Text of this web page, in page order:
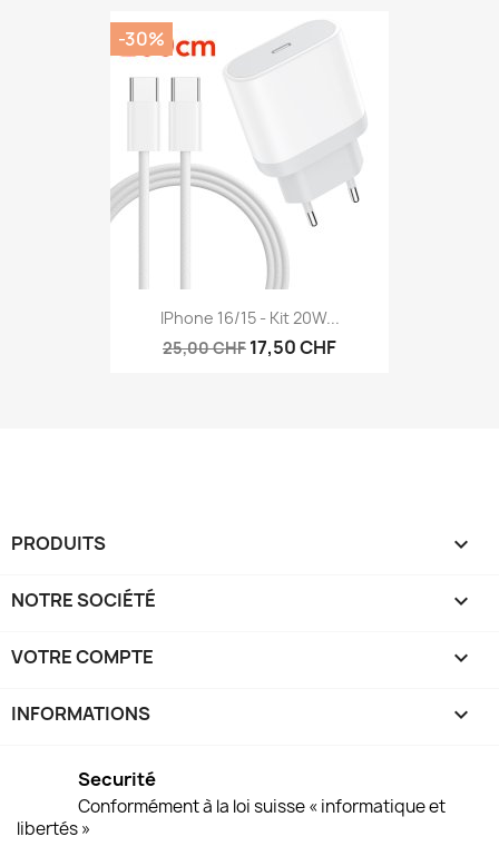
IPhone 16/15 - Kit 20W...
25,00 CHF 17,50 CHF
-30%
PRODUITS 
NOTRE SOCIÉTÉ 
VOTRE COMPTE 
INFORMATIONS keyboard_arrow_down
Securité
Conformément à la loi suisse « informatique et
libertés »